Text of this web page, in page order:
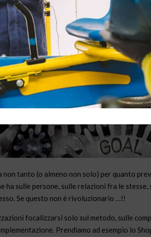
tanto (o almeno non solo) per quanto
sulle persone, sulle relazioni fra le
Se questo non è rivoluzionario …!!
focalizzarsi solo sul metodo, sulle
Prendiamo ad esempio lo